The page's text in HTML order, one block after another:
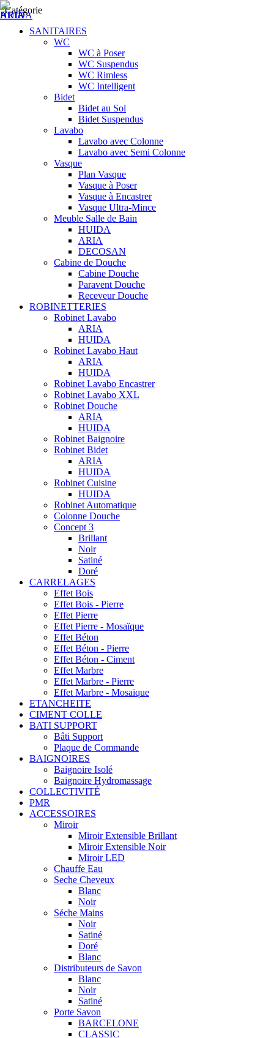
Catégorie
SANITAIRES
WC
WC à Poser
WC Suspendus
WC Rimless
WC Intelligent
Bidet
Bidet au Sol
Bidet Suspendus
Lavabo
Lavabo avec Colonne
Lavabo avec Semi Colonne
Vasque
Plan Vasque
Vasque à Poser
Vasque à Encastrer
Vasque Ultra-Mince
Meuble Salle de Bain
HUIDA
ARIA
DECOSAN
Cabine de Douche
Cabine Douche
Paravent Douche
Receveur Douche
ROBINETTERIES
Robinet Lavabo
ARIA
HUIDA
Robinet Lavabo Haut
ARIA
HUIDA
Robinet Lavabo Encastrer
Robinet Lavabo XXL
Robinet Douche
ARIA
HUIDA
Robinet Baignoire
Robinet Bidet
ARIA
HUIDA
Robinet Cuisine
HUIDA
Robinet Automatique
Colonne Douche
Concept 3
Brillant
Noir
Satiné
Doré
CARRELAGES
Effet Bois
Effet Bois - Pierre
Effet Pierre
Effet Pierre - Mosaïque
Effet Béton
Effet Béton - Pierre
Effet Béton - Ciment
Effet Marbre
Effet Marbre - Pierre
Effet Marbre - Mosaïque
ETANCHEITE
CIMENT COLLE
BATI SUPPORT
Bâti Support
Plaque de Commande
BAIGNOIRES
Baignoire Isolé
Baignoire Hydromassage
COLLECTIVITÉ
PMR
ACCESSOIRES
Miroir
Miroir Extensible Brillant
Miroir Extensible Noir
Miroir LED
Chauffe Eau
Seche Cheveux
Blanc
Noir
Séche Mains
Noir
Satiné
Doré
Blanc
Distributeurs de Savon
Blanc
Noir
Satiné
Porte Savon
BARCELONE
CLASSIC